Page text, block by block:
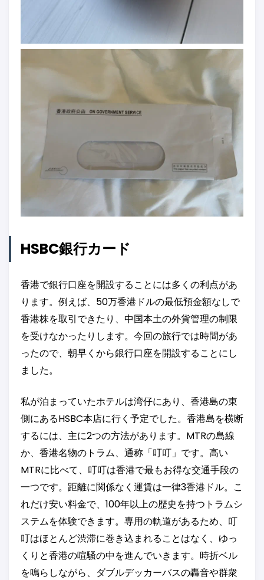
HSBC銀行カード
香港で銀行口座を開設することには多くの利点があ
ります。例えば、50万香港ドルの最低預金額なしで
香港株を取引できたり、中国本土の外貨管理の制限
を受けなかったりします。今回の旅行では時間があ
ったので、朝早くから銀行口座を開設することにし
ました。
私が泊まっていたホテルは湾仔にあり、香港島の東
側にあるHSBC本店に行く予定でした。香港島を横断
するには、主に2つの方法があります。MTRの島線
か、香港名物のトラム、通称「叮叮」です。高い
MTRに比べて、叮叮は香港で最もお得な交通手段の
一つです。距離に関係なく運賃は一律3香港ドル。こ
れだけ安い料金で、100年以上の歴史を持つトラムシ
ステムを体験できます。専用の軌道があるため、叮
叮はほとんど渋滞に巻き込まれることはなく、ゆっ
くりと香港の喧騒の中を進んでいきます。時折ベル
を鳴らしながら、ダブルデッカーバスの轟音や群衆